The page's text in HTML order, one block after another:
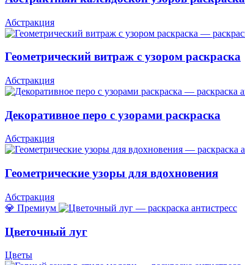
Абстракция
Геометрический витраж с узором раскраска
Абстракция
Декоративное перо с узорами раскраска
Абстракция
Геометрические узоры для вдохновения
Абстракция
💎 Премиум
Цветочный луг
Цветы